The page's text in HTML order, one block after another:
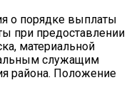
о порядке выплаты
при предоставлении
материальной
служащим
района. Положение